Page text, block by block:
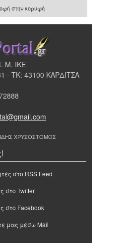
στην κορυφή
Μ. ΙΚΕ
- ΤΚ: 43100 ΚΑΡΔΙΤΣΑ
ΧΡΥΣΟΣΤΟΜΟΣ
στο RSS Feed
στο Twitter
στο Facebook
μας μέσω Mail